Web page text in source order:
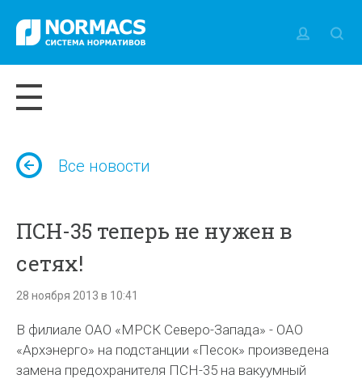
Все новости
ПСН-35 теперь не нужен в
сетях!
28 ноября 2013 в 10:41
В филиале ОАО «МРСК Северо-Запада» - ОАО
«Архэнерго» на подстанции «Песок» произведена
замена предохранителя ПСН-35 на вакуумный